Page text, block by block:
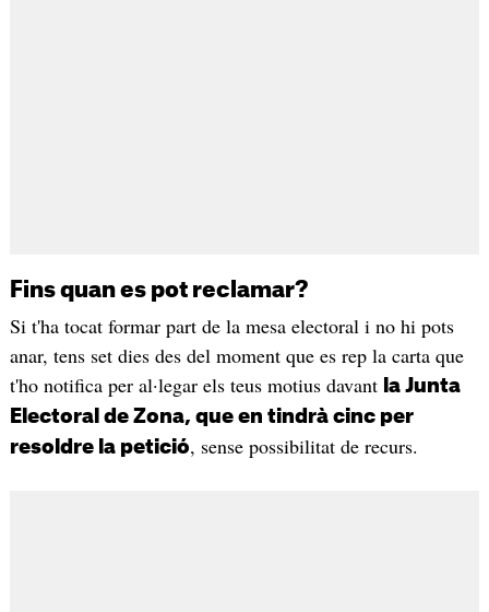
Fins quan es pot reclamar?
Si t'ha tocat formar part de la mesa electoral i no hi pots
anar, tens set dies des del moment que es rep la carta que
t'ho notifica per al·legar els teus motius davant la Junta
Electoral de Zona, que en tindrà cinc per
resoldre la petició, sense possibilitat de recurs.